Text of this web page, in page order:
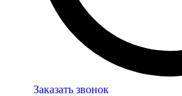
Заказать звонок